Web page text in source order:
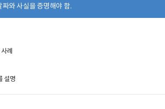
와 사실을 증명해야 함.
례
설명